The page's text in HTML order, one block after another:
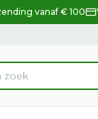
vanaf € 100